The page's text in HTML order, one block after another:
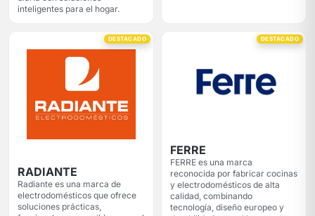
inteligentes para el hogar.
DESTACADO
RADIANTE
Radiante es una marca de
electrodomésticos que ofrece
soluciones prácticas,
DESTACADO
FERRE
FERRE es una marca
reconocida por fabricar cocinas
y electrodomésticos de alta
calidad, combinando
tecnología, diseño europeo y